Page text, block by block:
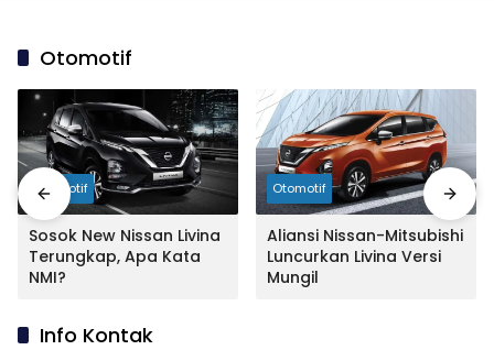
Otomotif
Otomotif
Sosok New Nissan Livina
Terungkap, Apa Kata
NMI?
Otomotif
Aliansi Nissan-Mitsubishi
Luncurkan Livina Versi
Mungil
Info Kontak